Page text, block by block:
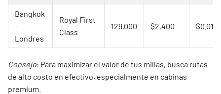
Bangkok
–
Londres
Royal First
Class
129,000 $2,400 $0.0186
Consejo: Para maximizar el valor de tus millas, busca rutas
de alto costo en efectivo, especialmente en cabinas
premium.